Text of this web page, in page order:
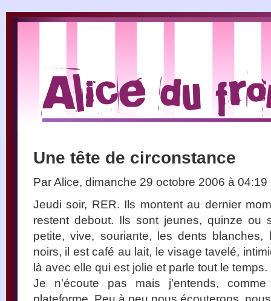
Une tête de circonstance
Par Alice, dimanche 29 octobre 2006 à 04:19
Jeudi soir, RER. Ils montent au dernier
restent debout. Ils sont jeunes, quinze ou
petite, vive, souriante, les dents
noirs, il est café au lait, le visage tavelé,
là avec elle qui est jolie et parle tout le temps.
Je n'écoute pas mais j'entends,